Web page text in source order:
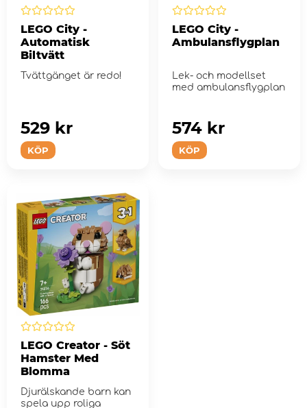
LEGO City -
Automatisk
Biltvätt
Tvättgänget är redo!
KÖP
529 kr
LEGO City -
Ambulansflygplan
Lek- och modellset
med ambulansflygplan
KÖP
574 kr
LEGO Creator - Söt
Hamster Med
Blomma
Djurälskande barn kan
spela upp roliga